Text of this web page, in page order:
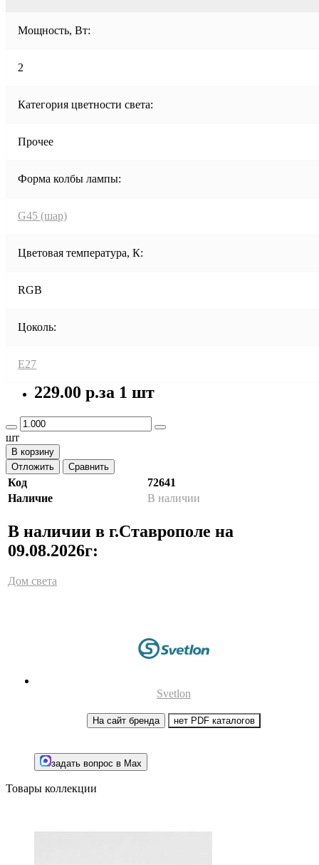
Мощность, Вт:
2
Категория цветности света:
Прочее
Форма колбы лампы:
G45 (шар)
Цветовая температура, К:
RGB
Цоколь:
E27
229.00 р.за 1 шт
шт
В корзину
Отложить
Сравнить
Код
72641
Наличие
В наличии
В наличии в г.Ставрополе на
09.08.2026г:
Дом света
Svetlon
На сайт бренда нет PDF каталогов
задать вопрос в Max
Товары коллекции